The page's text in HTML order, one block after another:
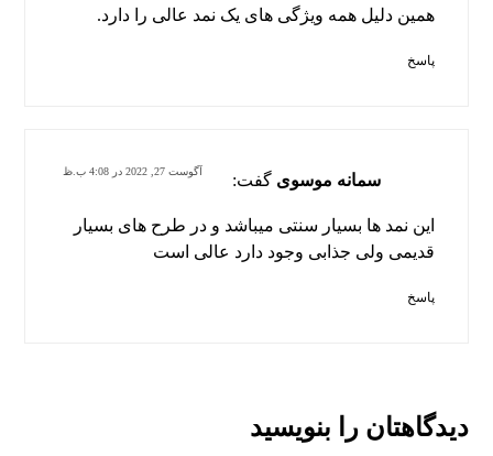
همین دلیل همه ویژگی های یک نمد عالی را دارد.
پاسخ
سمانه موسوی گفت: آگوست 27, 2022 در 4:08 ب.ظ
این نمد ها بسیار سنتی میباشد و در طرح های بسیار
قدیمی ولی جذابی وجود دارد عالی است
پاسخ
دیدگاهتان را بنویسید